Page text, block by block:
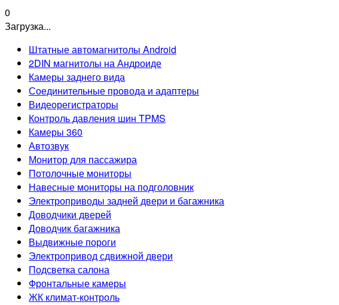
0
Загрузка...
Штатные автомагнитолы Android
2DIN магнитолы на Андроиде
Камеры заднего вида
Соединительные провода и адаптеры
Видеорегистраторы
Контроль давления шин TPMS
Камеры 360
Автозвук
Монитор для пассажира
Потолочные мониторы
Навесные мониторы на подголовник
Электроприводы задней двери и багажника
Доводчики дверей
Доводчик багажника
Выдвижные пороги
Электропривод сдвижной двери
Подсветка салона
Фронтальные камеры
ЖК климат-контроль